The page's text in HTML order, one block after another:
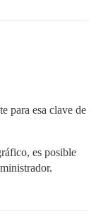
para esa clave de
es posible